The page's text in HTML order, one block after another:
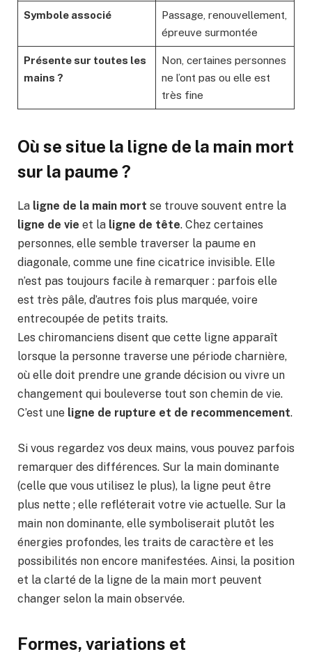
Symbole associé
Passage, renouvellement,
épreuve surmontée
Présente sur toutes les
mains ?
Non, certaines personnes
ne l’ont pas ou elle est
très fine
Où se situe la ligne de la main mort
sur la paume ?
La ligne de la main mort se trouve souvent entre la
ligne de vie et la ligne de tête. Chez certaines
personnes, elle semble traverser la paume en
diagonale, comme une fine cicatrice invisible. Elle
n’est pas toujours facile à remarquer : parfois elle
est très pâle, d’autres fois plus marquée, voire
entrecoupée de petits traits.
Les chiromanciens disent que cette ligne apparaît
lorsque la personne traverse une période charnière,
où elle doit prendre une grande décision ou vivre un
changement qui bouleverse tout son chemin de vie.
C’est une ligne de rupture et de recommencement.
Si vous regardez vos deux mains, vous pouvez parfois
remarquer des différences. Sur la main dominante
(celle que vous utilisez le plus), la ligne peut être
plus nette ; elle refléterait votre vie actuelle. Sur la
main non dominante, elle symboliserait plutôt les
énergies profondes, les traits de caractère et les
possibilités non encore manifestées. Ainsi, la position
et la clarté de la ligne de la main mort peuvent
changer selon la main observée.
Formes, variations et